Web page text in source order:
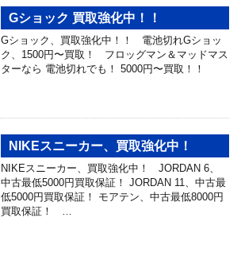
Gショック 買取強化中！！
Gショック、買取強化中！！ 電池切れGショッ
ク、1500円〜買取！ フロッグマン＆マッドマス
ターなら 電池切れでも！ 5000円〜買取！！
NIKEスニーカー、買取強化中！
NIKEスニーカー、買取強化中！ JORDAN 6、
中古最低5000円買取保証！ JORDAN 11、中古最
低5000円買取保証！ モアテン、中古最低8000円
買取保証！ …